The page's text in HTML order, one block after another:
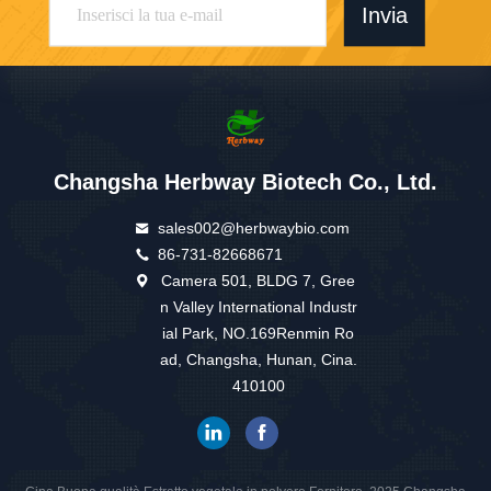
Invia
Changsha Herbway Biotech Co., Ltd.
sales002@herbwaybio.com
86-731-82668671
Camera 501, BLDG 7, Gree
n Valley International Industr
ial Park, NO.169Renmin Ro
ad, Changsha, Hunan, Cina.
410100